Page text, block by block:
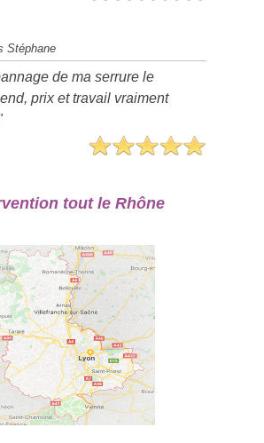
Stéphane
de ma serrure le
prix et travail vraiment
tout le Rhône